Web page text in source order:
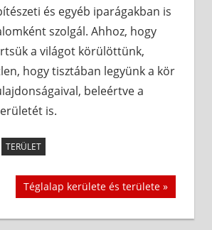
és egyéb iparágakban is
szolgál. Ahhoz, hogy
a világot körülöttünk,
hogy tisztában legyünk a kör
beleértve a
is.
TERÜLET
Next
Téglalap kerülete és területe